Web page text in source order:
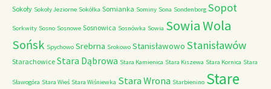
Sokoły Sokoły Jeziorne Sokółka Somianka Sominy Sona Sondenborg Sopot
Sorkwity Sosno Sosnowe Sosnowica Sosnówka Sowia Sowia Wola
Sońsk Spychowo Srebrna Srokowo Stanisławowo Stanisławów
Starachowice Stara Dąbrowa Stara Kamienica Stara Kiszewa Stara Kornica Stara
Sławogóra Stara Wieś Stara Wiśniewka Stara Wrona Starbienino Stare